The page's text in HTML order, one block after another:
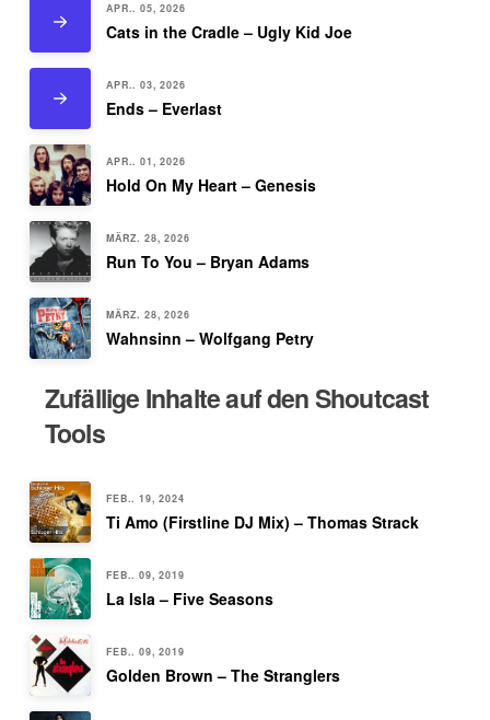
APR.. 05, 2026
Cats in the Cradle – Ugly Kid Joe
APR.. 03, 2026
Ends – Everlast
APR.. 01, 2026
Hold On My Heart – Genesis
MÄRZ. 28, 2026
Run To You – Bryan Adams
MÄRZ. 28, 2026
Wahnsinn – Wolfgang Petry
Zufällige Inhalte auf den Shoutcast
Tools
FEB.. 19, 2024
Ti Amo (Firstline DJ Mix) – Thomas Strack
FEB.. 09, 2019
La Isla – Five Seasons
FEB.. 09, 2019
Golden Brown – The Stranglers